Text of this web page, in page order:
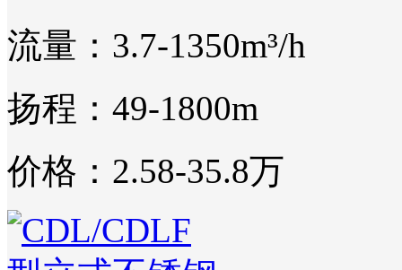
流量：3.7-1350m³/h
扬程：49-1800m
价格：2.58-35.8万